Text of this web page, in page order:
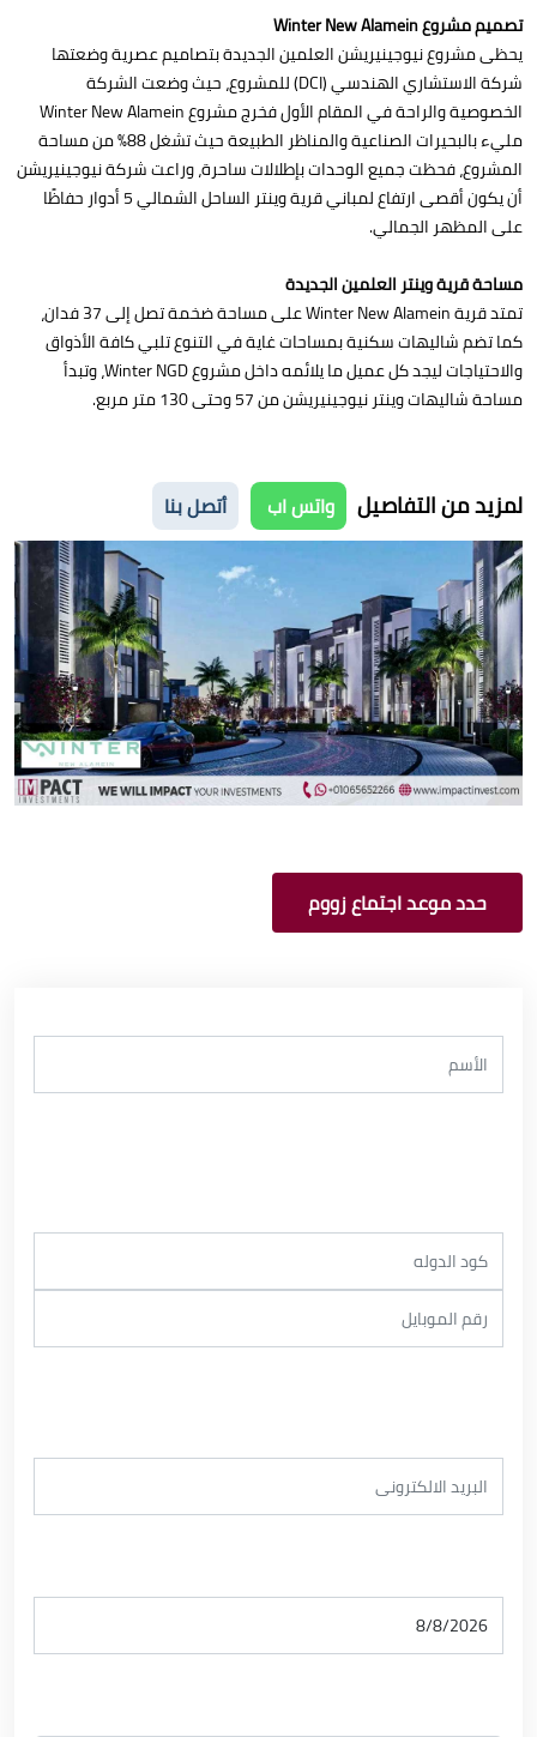
تصميم مشروع Winter New Alamein
يحظى مشروع نيوجينيريشن العلمين الجديدة بتصاميم عصرية وضعتها
شركة الاستشاري الهندسي (DCI) للمشروع، حيث وضعت الشركة
الخصوصية والراحة في المقام الأول فخرج مشروع Winter New Alamein
مليء بالبحيرات الصناعية والمناظر الطبيعة حيث تشغل 88% من مساحة
المشروع، فحظت جميع الوحدات بإطلالات ساحرة، وراعت شركة نيوجينيريشن
أن يكون أقصى ارتفاع لمباني قرية وينتر الساحل الشمالي 5 أدوار حفاظًا
على المظهر الجمالي.
مساحة قرية وينتر العلمين الجديدة
تمتد قرية Winter New Alamein على مساحة ضخمة تصل إلى 37 فدان،
كما تضم شاليهات سكنية بمساحات غاية في التنوع تلبي كافة الأذواق
والاحتياجات ليجد كل عميل ما يلائمه داخل مشروع Winter NGD، وتبدأ
مساحة شاليهات وينتر نيوجينيريشن من 57 وحتى 130 متر مربع.
لمزيد من التفاصيل واتس اب أتصل بنا
حدد موعد اجتماع زووم